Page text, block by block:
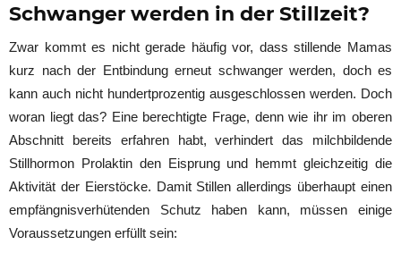
Schwanger werden in der Stillzeit?
Zwar kommt es nicht gerade häufig vor, dass stillende Mamas
kurz nach der Entbindung erneut schwanger werden, doch es
kann auch nicht hundertprozentig ausgeschlossen werden. Doch
woran liegt das? Eine berechtigte Frage, denn wie ihr im oberen
Abschnitt bereits erfahren habt, verhindert das milchbildende
Stillhormon Prolaktin den Eisprung und hemmt gleichzeitig die
Aktivität der Eierstöcke. Damit Stillen allerdings überhaupt einen
empfängnisverhütenden Schutz haben kann, müssen einige
Voraussetzungen erfüllt sein: